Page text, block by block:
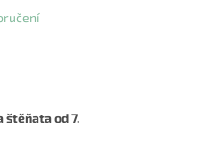
štěňata od 7.